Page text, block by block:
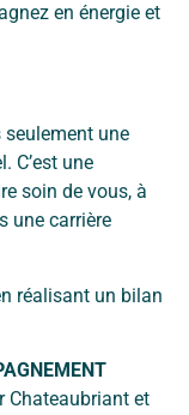
en énergie et
seulement une
C’est une
soin de vous, à
une carrière
réalisant un bilan
Chateaubriant et